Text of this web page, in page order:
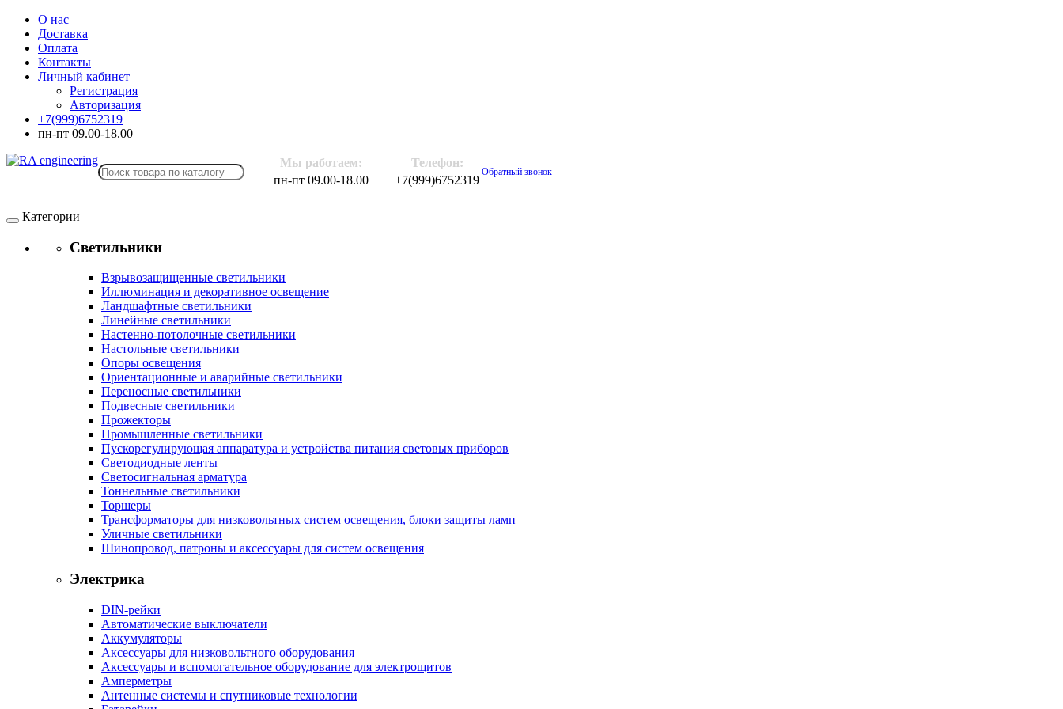
О нас
Доставка
Оплата
Контакты
Личный кабинет
Регистрация
Авторизация
+7(999)6752319
пн-пт 09.00-18.00
Мы работаем:
Телефон:
пн-пт 09.00-18.00
+7(999)6752319
Обратный звонок
Категории
Светильники
Взрывозащищенные светильники
Иллюминация и декоративное освещение
Ландшафтные светильники
Линейные светильники
Настенно-потолочные светильники
Настольные светильники
Опоры освещения
Ориентационные и аварийные светильники
Переносные светильники
Подвесные светильники
Прожекторы
Промышленные светильники
Пускорегулирующая аппаратура и устройства питания световых приборов
Светодиодные ленты
Светосигнальная арматура
Тоннельные светильники
Торшеры
Трансформаторы для низковольтных систем освещения, блоки защиты ламп
Уличные светильники
Шинопровод, патроны и аксессуары для систем освещения
Электрика
DIN-рейки
Автоматические выключатели
Аккумуляторы
Аксессуары для низковольтного оборудования
Аксессуары и вспомогательное оборудование для электрощитов
Амперметры
Антенные системы и спутниковые технологии